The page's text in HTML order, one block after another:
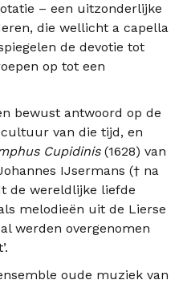
– een uitzonderlijke
die wellicht a capella
de devotie tot
op tot een
bewust antwoord op de
van die tijd, en
Cupidinis(1628) van
IJsermans († na
de wereldlijke liefde
melodieën uit de Lierse
werden overgenomen
oude muziek van